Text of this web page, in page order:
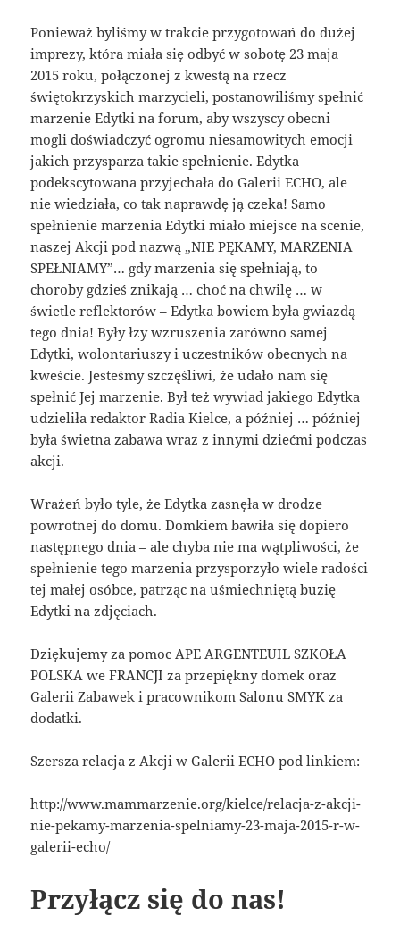
Ponieważ byliśmy w trakcie przygotowań do dużej
imprezy, która miała się odbyć w sobotę 23 maja
2015 roku, połączonej z kwestą na rzecz
świętokrzyskich marzycieli, postanowiliśmy spełnić
marzenie Edytki na forum, aby wszyscy obecni
mogli doświadczyć ogromu niesamowitych emocji
jakich przysparza takie spełnienie. Edytka
podekscytowana przyjechała do Galerii ECHO, ale
nie wiedziała, co tak naprawdę ją czeka! Samo
spełnienie marzenia Edytki miało miejsce na scenie,
naszej Akcji pod nazwą „NIE PĘKAMY, MARZENIA
SPEŁNIAMY”… gdy marzenia się spełniają, to
choroby gdzieś znikają … choć na chwilę … w
świetle reflektorów – Edytka bowiem była gwiazdą
tego dnia! Były łzy wzruszenia zarówno samej
Edytki, wolontariuszy i uczestników obecnych na
kweście. Jesteśmy szczęśliwi, że udało nam się
spełnić Jej marzenie. Był też wywiad jakiego Edytka
udzieliła redaktor Radia Kielce, a później … później
była świetna zabawa wraz z innymi dziećmi podczas
akcji.
Wrażeń było tyle, że Edytka zasnęła w drodze
powrotnej do domu. Domkiem bawiła się dopiero
następnego dnia – ale chyba nie ma wątpliwości, że
spełnienie tego marzenia przysporzyło wiele radości
tej małej osóbce, patrząc na uśmiechniętą buzię
Edytki na zdjęciach.
Dziękujemy za pomoc APE ARGENTEUIL SZKOŁA
POLSKA we FRANCJI za przepiękny domek oraz
Galerii Zabawek i pracownikom Salonu SMYK za
dodatki.
Szersza relacja z Akcji w Galerii ECHO pod linkiem:
http://www.mammarzenie.org/kielce/relacja-z-akcji-
nie-pekamy-marzenia-spelniamy-23-maja-2015-r-w-
galerii-echo/
Przyłącz się do nas!